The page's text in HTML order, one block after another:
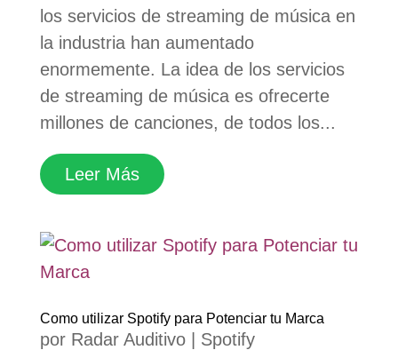
los servicios de streaming de música en
la industria han aumentado
enormemente. La idea de los servicios
de streaming de música es ofrecerte
millones de canciones, de todos los...
Leer Más
Como utilizar Spotify para Potenciar tu Marca
por Radar Auditivo| Spotify